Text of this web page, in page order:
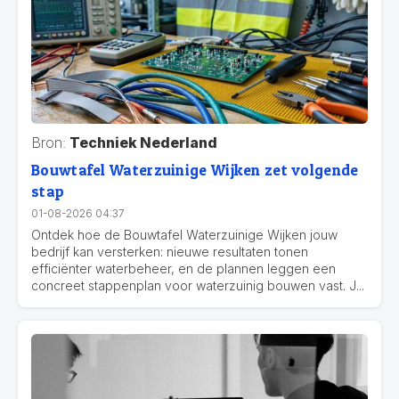
Bron: Techniek Nederland
Bouwtafel Waterzuinige Wijken zet volgende
stap
01-08-2026 04:37
Ontdek hoe de Bouwtafel Waterzuinige Wijken jouw
bedrijf kan versterken: nieuwe resultaten tonen
efficiënter waterbeheer, en de plannen leggen een
concreet stappenplan voor waterzuinig bouwen vast. J...